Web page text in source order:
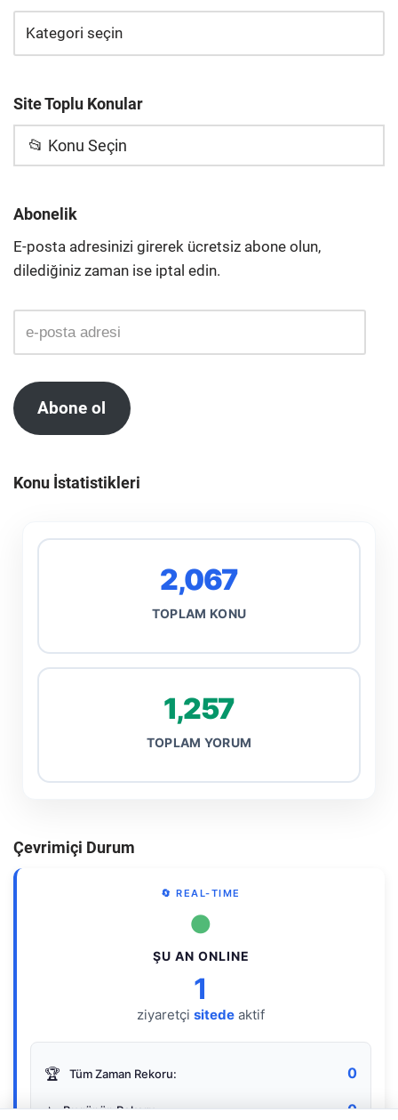
Site Toplu Konular
📂 Konu Seçin
Abonelik
E-posta adresinizi girerek ücretsiz abone olun,
dilediğiniz zaman ise iptal edin.
Abone ol
Konu İstatistikleri
2,067
TOPLAM KONU
1,257
TOPLAM YORUM
Çevrimiçi Durum
🔄 REAL-TIME
●
ŞU AN ONLINE
1
ziyaretçi sitede aktif
🏆 Tüm Zaman Rekoru: 0
⭐ Bugünün Rekoru: 0